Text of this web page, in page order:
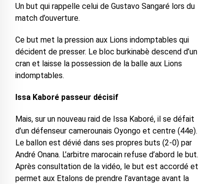
Un but qui rappelle celui de Gustavo Sangaré lors du
match d’ouverture.
Ce but met la pression aux Lions indomptables qui
décident de presser. Le bloc burkinabè descend d’un
cran et laisse la possession de la balle aux Lions
indomptables.
Issa Kaboré passeur décisif
Mais, sur un nouveau raid de Issa Kaboré, il se défait
d’un défenseur camerounais Oyongo et centre (44e).
Le ballon est dévié dans ses propres buts (2-0) par
André Onana. L’arbitre marocain refuse d’abord le but.
Après consultation de la vidéo, le but est accordé et
permet aux Etalons de prendre l’avantage avant la